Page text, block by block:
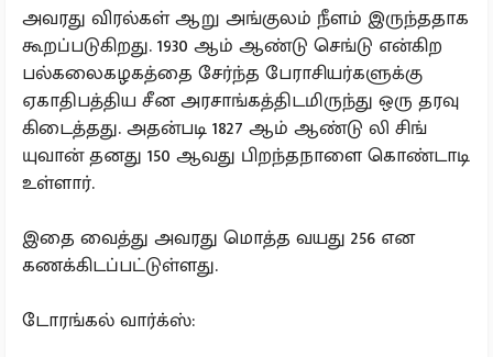
அவரது விரல்கள் ஆறு அங்குலம் நீளம் இருந்ததாக
கூறப்படுகிறது. 1930 ஆம் ஆண்டு செங்டு என்கிற
பல்கலைகழகத்தை சேர்ந்த பேராசியர்களுக்கு
ஏகாதிபத்திய சீன அரசாங்கத்திடமிருந்து ஒரு தரவு
கிடைத்தது. அதன்படி 1827 ஆம் ஆண்டு லி சிங்
யுவான் தனது 150 ஆவது பிறந்தநாளை கொண்டாடி
உள்ளார்.
இதை வைத்து அவரது மொத்த வயது 256 என
கணக்கிடப்பட்டுள்ளது.
டோரங்கல் வார்க்ஸ்: